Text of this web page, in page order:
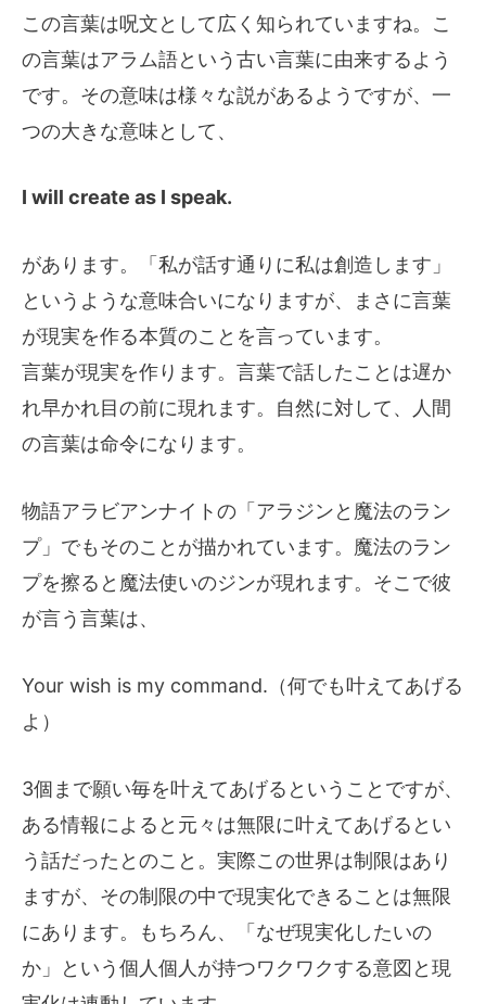
この言葉は呪文として広く知られていますね。こ
の言葉はアラム語という古い言葉に由来するよう
です。その意味は様々な説があるようですが、一
つの大きな意味として、
I will create as I speak.
があります。「私が話す通りに私は創造します」
というような意味合いになりますが、まさに言葉
が現実を作る本質のことを言っています。
言葉が現実を作ります。言葉で話したことは遅か
れ早かれ目の前に現れます。自然に対して、人間
の言葉は命令になります。
物語アラビアンナイトの「アラジンと魔法のラン
プ」でもそのことが描かれています。魔法のラン
プを擦ると魔法使いのジンが現れます。そこで彼
が言う言葉は、
Your wish is my command.（何でも叶えてあげる
よ）
3個まで願い毎を叶えてあげるということですが、
ある情報によると元々は無限に叶えてあげるとい
う話だったとのこと。実際この世界は制限はあり
ますが、その制限の中で現実化できることは無限
にあります。もちろん、「なぜ現実化したいの
か」という個人個人が持つワクワクする意図と現